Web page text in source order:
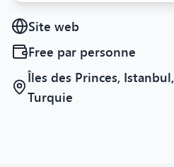
Site web
Free par personne
Îles des Princes, Istanbul,
Turquie